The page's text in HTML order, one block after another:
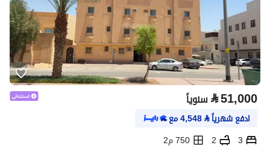
⃁51,000 سنوياً
ادفع شهرياً⃁
4,548مع
3
2
750 م2